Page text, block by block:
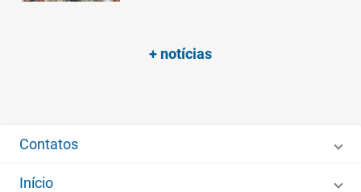
+ notícias
Contatos
Início